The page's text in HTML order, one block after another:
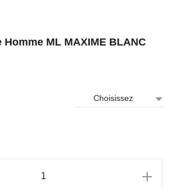
ML MAXIME BLANC